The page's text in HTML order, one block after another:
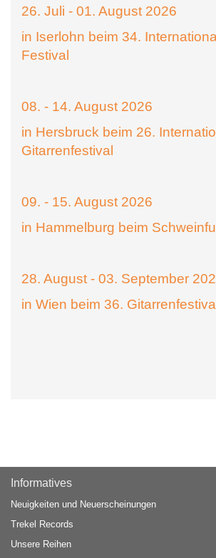
26. Juli - 01. August 2026
in Iserlohn beim 34.
Festival
08. - 14. August 2026
in Hersbruck beim 26.
Gitarrenfestival
09. - 15. August 2026
in Hammelburg beim
28. August - 03. September
in Wien beim 36. Gitarrenfestival
Informatives
Neuigkeiten und Neuerscheinungen
Trekel Records
Unsere Reihen